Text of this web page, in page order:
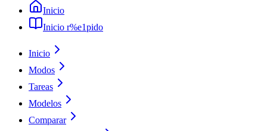
Inicio
Inicio r%e1pido
Inicio
Modos
Tareas
Modelos
Comparar